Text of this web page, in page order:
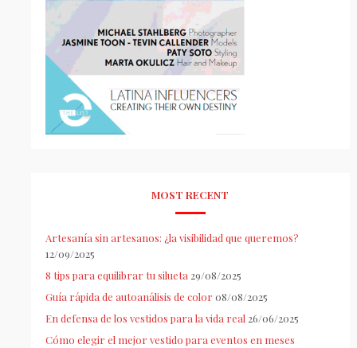
MOST RECENT
Artesanía sin artesanos: ¿la visibilidad que queremos?
12/09/2025
8 tips para equilibrar tu silueta 29/08/2025
Guía rápida de autoanálisis de color 08/08/2025
En defensa de los vestidos para la vida real 26/06/2025
Cómo elegir el mejor vestido para eventos en meses